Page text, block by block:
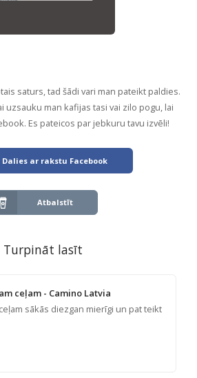
saturs, tad šādi vari man pateikt paldies.
uzsauku man kafijas tasi vai zilo pogu, lai
Es pateicos par jebkuru tavu izvēli!
Dalies ar rakstu Facebook
Atbalstīt
Turpināt lasīt
ceļam - Camino Latvia
sākās diezgan mierīgi un pat teikt